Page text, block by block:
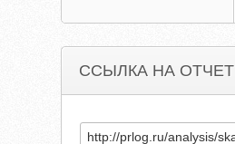
ССЫЛКА НА ОТЧЕТ